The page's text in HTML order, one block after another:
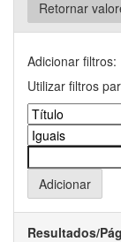
Retornar
Adicionar filtros:
Utilizar filtros
Resultados/